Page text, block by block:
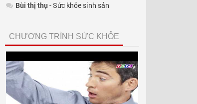
Bùi thị thụ- Sức khỏe sinh sản
CHƯƠNG TRÌNH SỨC KHỎE